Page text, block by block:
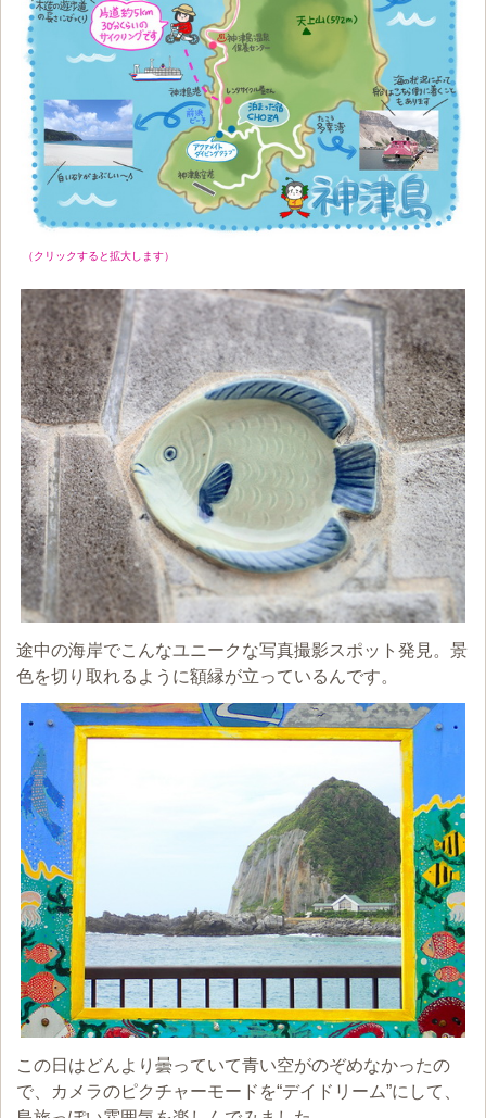
（クリックすると拡大します）
途中の海岸でこんなユニークな写真撮影スポット発見。景
色を切り取れるように額縁が立っているんです。
この日はどんより曇っていて青い空がのぞめなかったの
で、カメラのピクチャーモードを“デイドリーム”にして、